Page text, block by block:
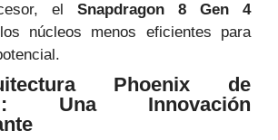
el Snapdragon 8 Gen 4
núcleos menos eficientes para
Phoenix de
Una Innovación